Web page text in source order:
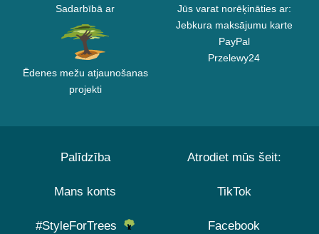
Sadarbībā ar
Ēdenes mežu atjaunošanas
projekti
Jūs varat norēķināties ar:
Jebkura maksājumu karte
PayPal
Przelewy24
Palīdzība
Mans konts
#StyleForTrees
Atrodiet mūs šeit:
TikTok
Facebook